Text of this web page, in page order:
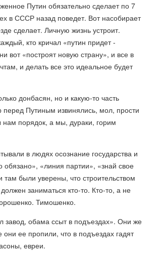
Путин обязательно сделает по 7
в СССР назад поведет. Вот насобирает
сделает. Личную жизнь устроит.
кто кричал «путин придет -
вот «построят новую страну», и все в
и делать все это идеальное будет
донбасян, но и какую-то часть
перед Путиным извинялись, мол, прости
нам порядок, а мы, дураки, горим
в людях осознание государства и
обязано», «линия партии», «знай свое
были уверены, что строительством
заниматься кто-то. Кто-то, а не
Тимошенко.
завод, обама ссыт в подъездах». Они же
ее пропили, что в подъездах гадят
евреи.